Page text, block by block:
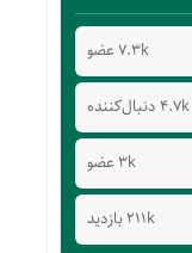
7.3k عضو
4.7k دنبال‌کننده
3k عضو
211k بازدید